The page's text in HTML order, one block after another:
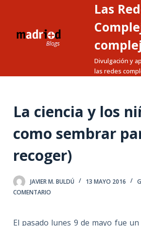
r
n
n
Las
Divulgación y
las redes
La ciencia y los
como sembrar
recoger)
JAVIER M. BULDÚ 13 MAYO 2016
COMENTARIO
El pasado lunes 9 de mayo fue